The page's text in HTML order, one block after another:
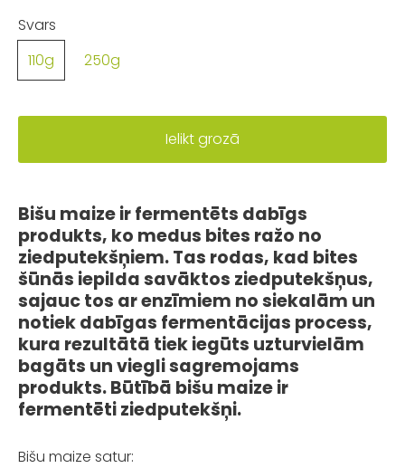
Svars
110g
250g
Ielikt grozā
Bišu maize ir fermentēts dabīgs
produkts, ko medus bites ražo no
ziedputekšņiem. Tas rodas, kad bites
šūnās iepilda savāktos ziedputekšņus,
sajauc tos ar enzīmiem no siekalām un
notiek dabīgas fermentācijas process,
kura rezultātā tiek iegūts uzturvielām
bagāts un viegli sagremojams
produkts. Būtībā bišu maize ir
fermentēti ziedputekšņi.
Bišu maize satur: